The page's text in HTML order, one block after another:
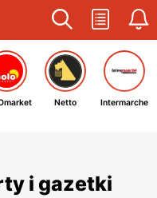
Netto Intermarche
i gazetki